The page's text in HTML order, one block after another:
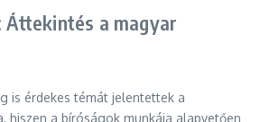
a magyar
is érdekes témát jelentettek a
hiszen a bíróságok munkája alapvetően